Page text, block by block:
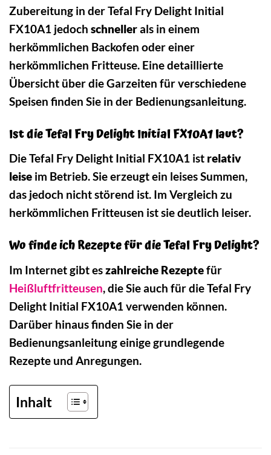
Zubereitung in der Tefal Fry Delight Initial
FX10A1 jedoch schnellerals in einem
herkömmlichen Backofen oder einer
herkömmlichen Fritteuse. Eine detaillierte
Übersicht über die Garzeiten für verschiedene
Speisen finden Sie in der Bedienungsanleitung.
Ist die Tefal Fry Delight Initial FX10A1 laut?
Die Tefal Fry Delight Initial FX10A1 ist relativ
leise im Betrieb. Sie erzeugt ein leises Summen,
das jedoch nicht störend ist. Im Vergleich zu
herkömmlichen Fritteusen ist sie deutlich leiser.
Wo finde ich Rezepte für die Tefal Fry Delight?
Im Internet gibt eszahlreiche Rezeptefür
Heißluftfritteusen, die Sie auch für die Tefal Fry
Delight Initial FX10A1 verwenden können.
Darüber hinaus finden Sie in der
Bedienungsanleitung einige grundlegende
Rezepte und Anregungen.
Inhalt